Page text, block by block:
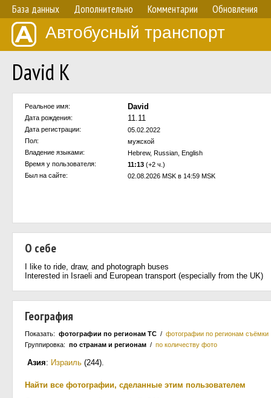
База данных Дополнительно Комментарии Обновления
Автобусный транспорт
David K
Реальное имя: David
Дата рождения: 11.11
Дата регистрации:
05.02.2022
Пол:
мужской
Владение языками:
Hebrew, Russian, English
Время у пользователя:
11:13 (+2 ч.)
Был на сайте:
02.08.2026 MSK в 14:59 MSK
О себе
I like to ride, draw, and photograph buses
Interested in Israeli and European transport (especially from the UK)
География
Показать: фотографии по регионам ТС / фотографии по регионам съёмки
Группировка: по странам и регионам / по количеству фото
Азия: Израиль (244).
Найти все фотографии, сделанные этим пользователем